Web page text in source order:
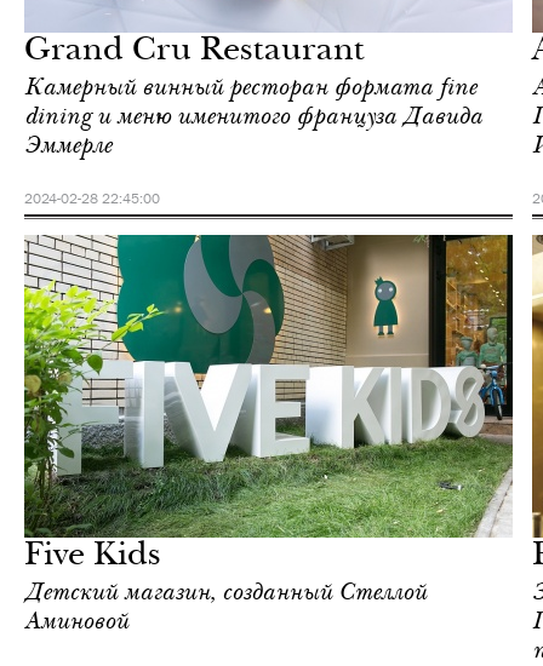
Grand Cru Restaurant
Камерный винный ресторан формата fine
dining и меню именитого француза Давида
Эммерле
2024-02-28 22:45:00
Five Kids
Детский магазин, созданный Стеллой
Аминовой